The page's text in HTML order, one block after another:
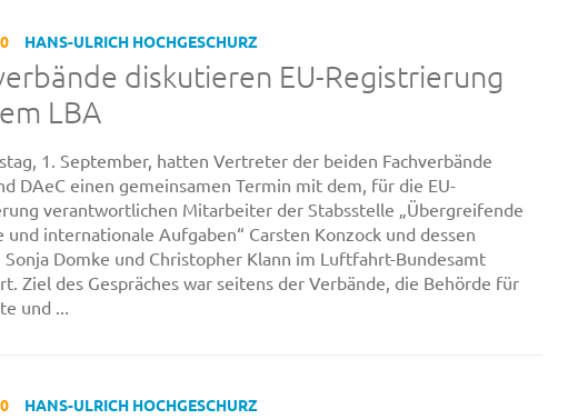
HANS-ULRICH HOCHGESCHURZ
diskutieren EU-Registrierung
LBA
1. September, hatten Vertreter der beiden Fachverbände
DAeC einen gemeinsamen Termin mit dem, für die EU-
verantwortlichen Mitarbeiter der Stabsstelle „Übergreifende
und internationale Aufgaben“ Carsten Konzock und dessen
Sonja Domke und Christopher Klann im Luftfahrt-Bundesamt
Ziel des Gespräches war seitens der Verbände, die Behörde für
und ...
HANS-ULRICH HOCHGESCHURZ